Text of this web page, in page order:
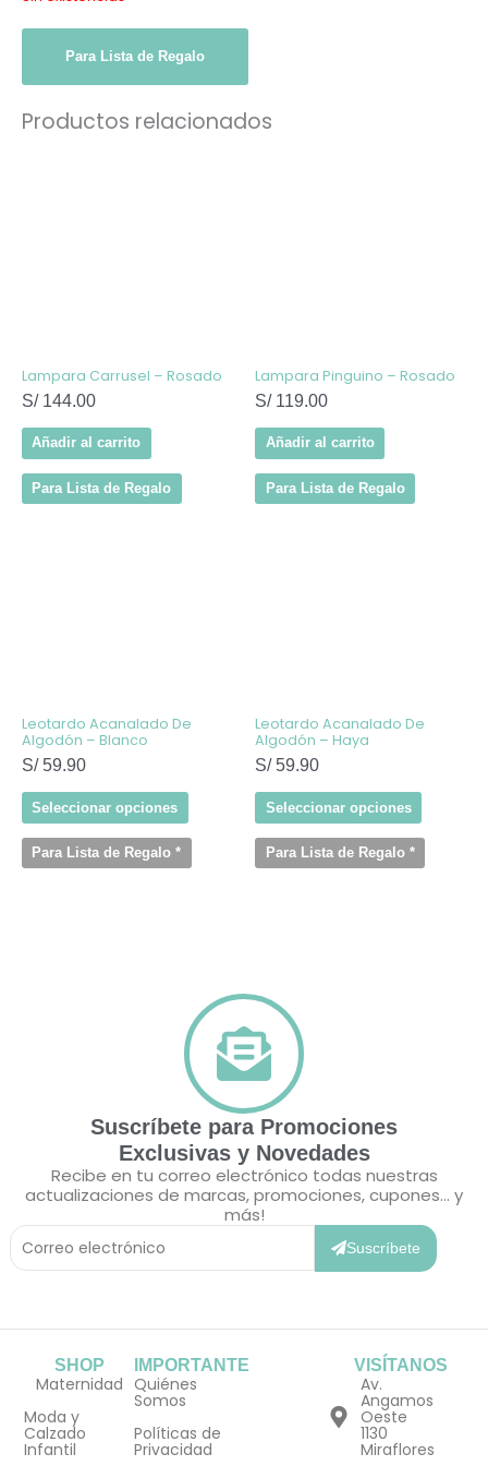
Para Lista de Regalo
Productos relacionados
Lampara Carrusel – Rosado
S/144.00
Añadir al carrito
Para Lista de Regalo
Lampara Pinguino – Rosado
S/119.00
Añadir al carrito
Para Lista de Regalo
Leotardo Acanalado De
Algodón – Blanco
S/59.90
Seleccionar opciones
elegir
en
producto
Para Lista de Regalo *
Leotardo Acanalado De
Algodón – Haya
S/59.90
Seleccionar opciones
elegir
en
producto
Para Lista de Regalo*
Suscríbete para Promociones
Exclusivas y Novedades
Recibe en tu correo electrónico todas nuestras
actualizaciones de marcas, promociones, cupones... y
más!
Correo
Electrónico
Suscríbete
SHOP
Maternidad
Moda y
Calzado
Infantil
IMPORTANTE
Quiénes
Somos
Políticas de
Privacidad
VISÍTANOS
Av.
Angamos
Oeste
1130
Miraflores